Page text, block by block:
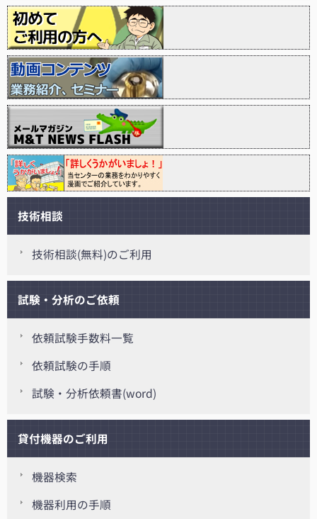
技術相談
技術相談(無料)のご利用
試験・分析のご依頼
依頼試験手数料一覧
依頼試験の手順
試験・分析依頼書(word)
貸付機器のご利用
機器検索
機器利用の手順